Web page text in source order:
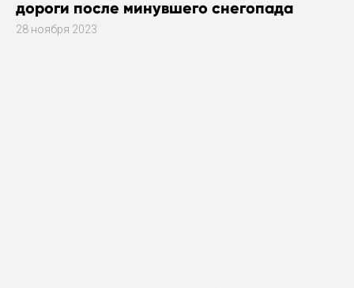
дороги после минувшего снегопада
28 ноября 2023